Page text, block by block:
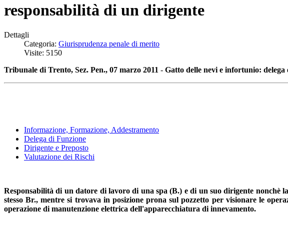
responsabilità di un dirigente
Dettagli
Categoria: Giurisprudenza penale di merito
Visite: 5150
Tribunale di Trento, Sez. Pen., 07 marzo 2011 - Gatto delle nevi e infortunio:
Informazione, Formazione, Addestramento
Delega di Funzione
Dirigente e Preposto
Valutazione dei Rischi
Responsabilità di un datore di lavoro di una spa (B.) e di un suo dirigente
stesso Br., mentre si trovava in posizione prona sul pozzetto per visionare le
operazione di manutenzione elettrica dell'apparecchiatura di innevamento.